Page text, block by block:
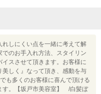
しにくい点を一緒に考えて解
のお手入れ方法、スタイリン
イスさせて頂きます。お客様に
美しく』なって頂き、感動を与
も多くのお客様に喜んで頂ける
す。【坂戸市美容室】 /白髪ぼ